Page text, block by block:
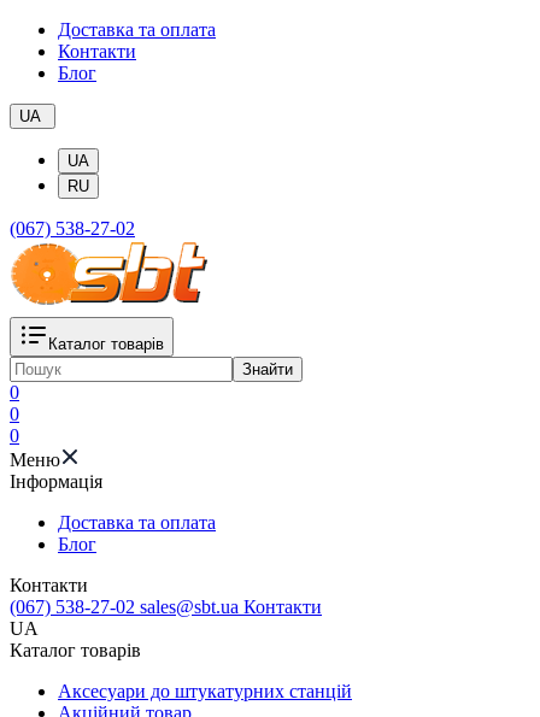
Доставка та оплата
Контакти
Блог
UA
UA
RU
(067) 538-27-02
Каталог товарів
Знайти
0
0
0
Меню
Iнформація
Доставка та оплата
Блог
Контакти
(067) 538-27-02 sales@sbt.ua Контакти
UA
Каталог товарів
Аксесуари до штукатурних станцій
Акційний товар